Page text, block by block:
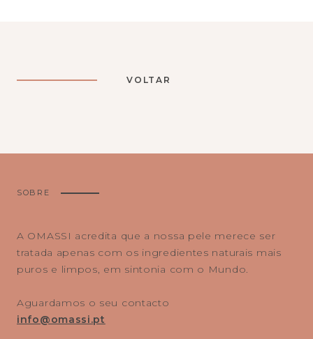
VOLTAR
SOBRE
A OMASSI acredita que a nossa pele merece ser
tratada apenas com os ingredientes naturais mais
puros e limpos, em sintonia com o Mundo.
Aguardamos o seu contacto
info@omassi.pt